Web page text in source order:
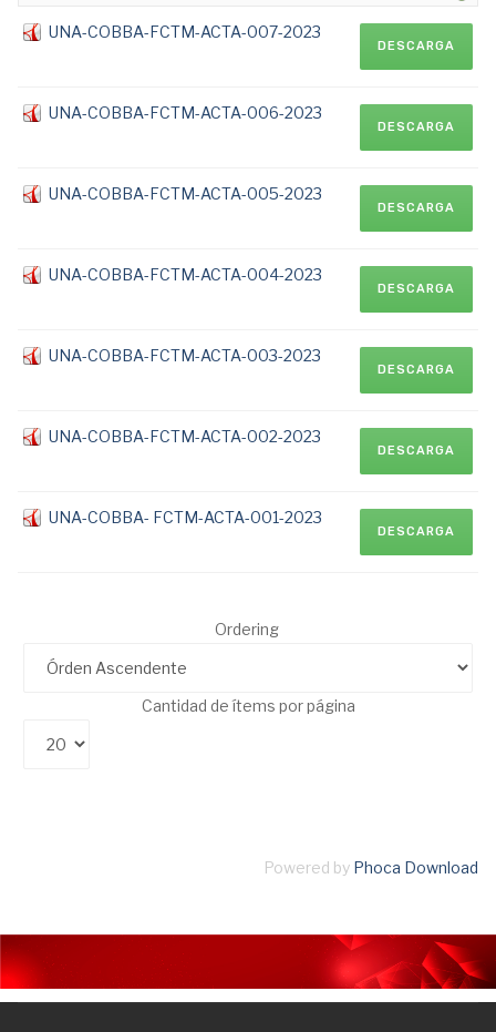
UNA-COBBA-FCTM-ACTA-007-2023
DESCARGA
UNA-COBBA-FCTM-ACTA-006-2023
DESCARGA
UNA-COBBA-FCTM-ACTA-005-2023
DESCARGA
UNA-COBBA-FCTM-ACTA-004-2023
DESCARGA
UNA-COBBA-FCTM-ACTA-003-2023
DESCARGA
UNA-COBBA-FCTM-ACTA-002-2023
DESCARGA
UNA-COBBA- FCTM-ACTA-001-2023
DESCARGA
Ordering
Cantidad de ítems por página
Powered by Phoca Download